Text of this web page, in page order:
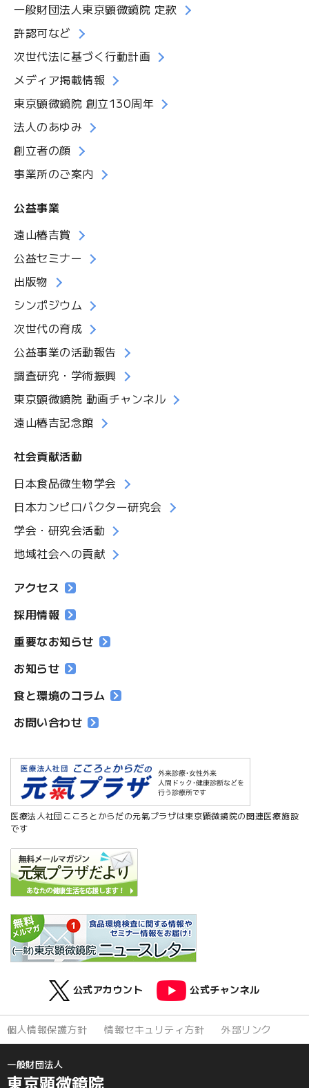
一般財団法人東京顕微鏡院 定款
許認可など
次世代法に基づく行動計画
メディア掲載情報
東京顕微鏡院 創立130周年
法人のあゆみ
創立者の顔
事業所のご案内
公益事業
遠山椿吉賞
公益セミナー
出版物
シンポジウム
次世代の育成
公益事業の活動報告
調査研究・学術振興
東京顕微鏡院 動画チャンネル
遠山椿吉記念館
社会貢献活動
日本食品微生物学会
日本カンピロバクター研究会
学会・研究会活動
地域社会への貢献
アクセス
採用情報
重要なお知らせ
お知らせ
食と環境のコラム
お問い合わせ
医療法人社団こころとからだの元氣プラザは東京顕微鏡院の関連医療施設
です
公式アカウント 公式チャンネル
個人情報保護方針 情報セキュリティ方針 外部リンク
一般財団法人
東京顕微鏡院